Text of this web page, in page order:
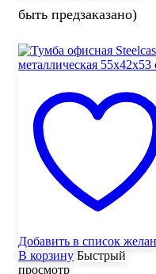
быть предзаказано)
Добавить в список
В корзину Быстрый
просмотр